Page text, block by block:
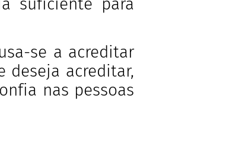
se a acreditar
deseja acreditar,
nas pessoas